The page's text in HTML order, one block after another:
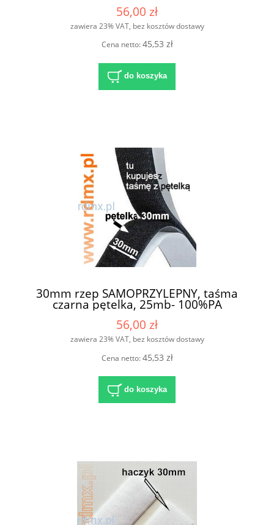
56,00 zł
zawiera 23% VAT, bez kosztów dostawy
Cena netto:45,53 zł
do koszyka
30mm rzep SAMOPRZYLEPNY, taśma
czarna pętelka, 25mb- 100%PA
56,00 zł
zawiera 23% VAT, bez kosztów dostawy
Cena netto:45,53 zł
do koszyka